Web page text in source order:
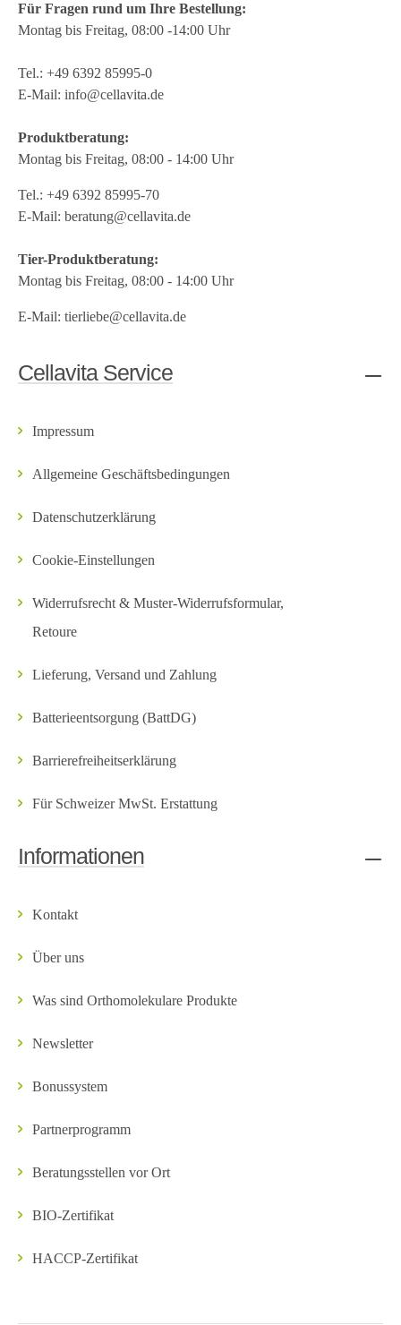
Für Fragen rund um Ihre Bestellung:
Montag bis Freitag, 08:00 -14:00 Uhr
Tel.: +49 6392 85995-0
E-Mail: info@cellavita.de
Produktberatung:
Montag bis Freitag, 08:00 - 14:00 Uhr
Tel.: +49 6392 85995-70
E-Mail: beratung@cellavita.de
Tier-Produktberatung:
Montag bis Freitag, 08:00 - 14:00 Uhr
E-Mail: tierliebe@cellavita.de
Cellavita Service
Impressum
Allgemeine Geschäftsbedingungen
Datenschutzerklärung
Cookie-Einstellungen
Widerrufsrecht & Muster-Widerrufsformular,
Retoure
Lieferung, Versand und Zahlung
Batterieentsorgung (BattDG)
Barrierefreiheitserklärung
Für Schweizer MwSt. Erstattung
Informationen
Kontakt
Über uns
Was sind Orthomolekulare Produkte
Newsletter
Bonussystem
Partnerprogramm
Beratungsstellen vor Ort
BIO-Zertifikat
HACCP-Zertifikat